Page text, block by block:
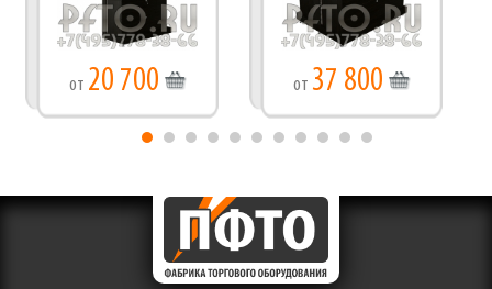
от 20 700 от 37 800